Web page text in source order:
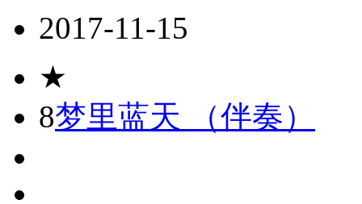
2017-11-15
★
8梦里蓝天 （伴奏）